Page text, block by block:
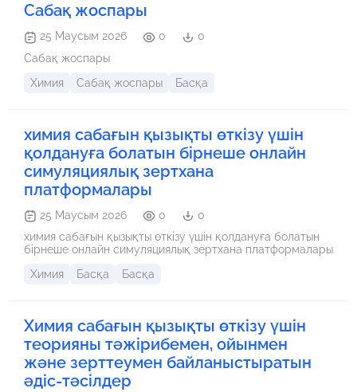
Сабақ жоспары
25 Маусым 2026 0
0
Сабақ жоспары
Химия
Сабақ жоспары Басқа
химия сабағын қызықты өткізу үшін
қолдануға болатын бірнеше онлайн
симуляциялық зертхана
платформалары
25 Маусым 2026 0
0
химия сабағын қызықты өткізу үшін қолдануға болатын
бірнеше онлайн симуляциялық зертхана платформалары
Химия
Басқа Басқа
Химия сабағын қызықты өткізу үшін
теорияны тәжірибемен, ойынмен
және зерттеумен байланыстыратын
әдіс-тәсілдер